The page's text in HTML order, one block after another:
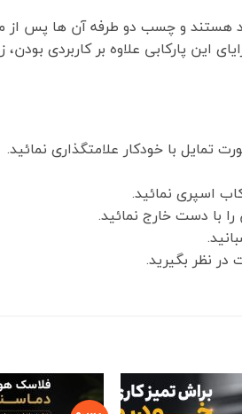
هستند و چسب دو طرفه آن ها
این پارکابی علاوه بر کاربردی